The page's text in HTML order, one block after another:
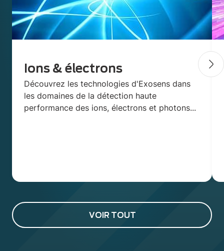
Ions & électrons
Découvrez les technologies d'Exosens dans
les domaines de la détection haute
performance des ions, électrons et photons...
VOIR TOUT